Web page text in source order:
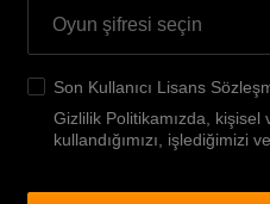
Son Kullanıcı Lisans
Gizlilik Politikamızda, kişisel
kullandığımızı, işlediğimizi